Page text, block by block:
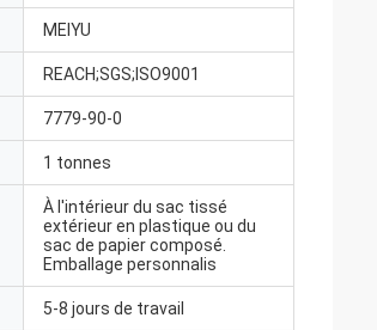
MEIYU
REACH;SGS;ISO9001
7779-90-0
1 tonnes
À l'intérieur du sac tissé
extérieur en plastique ou du
sac de papier composé.
Emballage personnalis
5-8 jours de travail